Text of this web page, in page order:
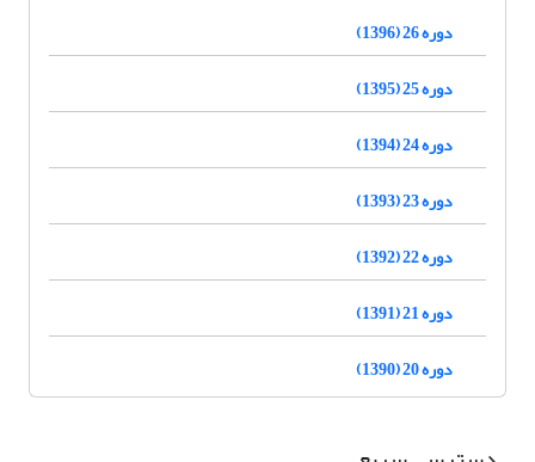
دوره 26 (1396)
دوره 25 (1395)
دوره 24 (1394)
دوره 23 (1393)
دوره 22 (1392)
دوره 21 (1391)
دوره 20 (1390)